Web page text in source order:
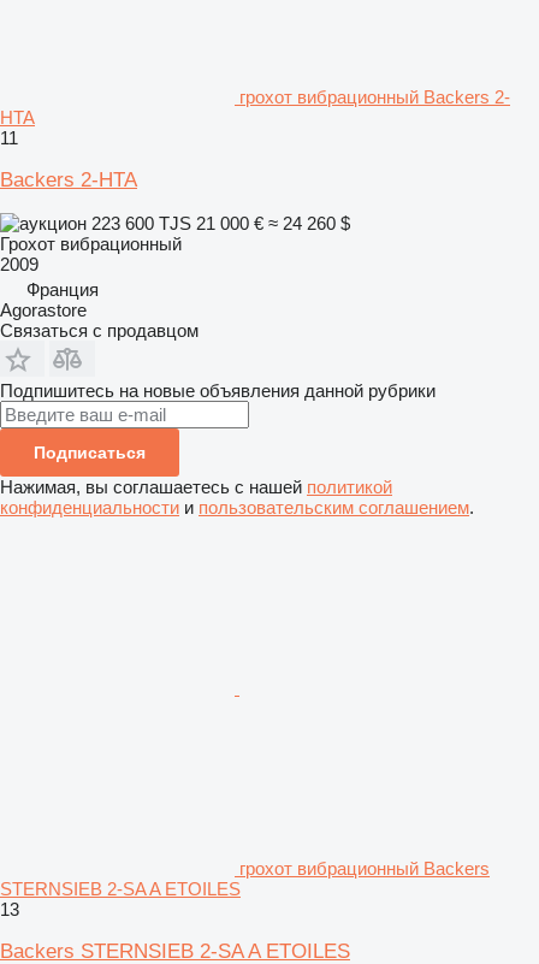
грохот вибрационный Backers 2-
HTA
11
Backers 2-HTA
223 600 TJS 21 000 € ≈ 24 260 $
Грохот вибрационный
2009
Франция
Agorastore
Связаться с продавцом
Подпишитесь на новые объявления данной рубрики
Подписаться
Нажимая, вы соглашаетесь с нашей политикой
конфиденциальности и пользовательским соглашением.
грохот вибрационный Backers
STERNSIEB 2-SA A ETOILES
13
Backers STERNSIEB 2-SA A ETOILES